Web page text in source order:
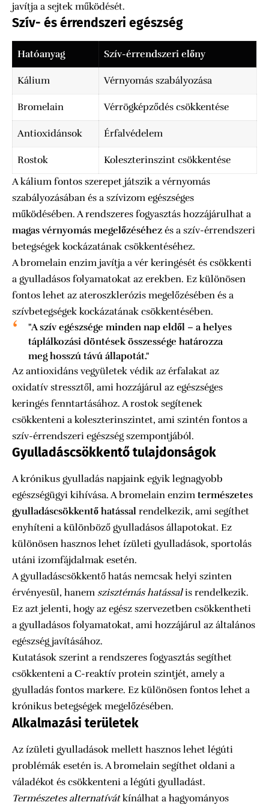
javítja a sejtek működését.
Szív- és érrendszeri egészség
Hatóanyag Szív-érrendszeri előny
Kálium Vérnyomás szabályozása
Bromelain Vérrögképződés csökkentése
Antioxidánsok Érfalvédelem
Rostok
Koleszterinszint csökkentése
A kálium fontos szerepet játszik a vérnyomás
szabályozásában és a szívizom egészséges
működésében. A rendszeres fogyasztás hozzájárulhat a
magas vérnyomás megelőzéséhez és a szív-érrendszeri
betegségek kockázatának csökkentéséhez.
A bromelain enzim javítja a vér keringését és csökkenti
a gyulladásos folyamatokat az erekben. Ez különösen
fontos lehet az ateroszklerózis megelőzésében és a
szívbetegségek kockázatának csökkentésében.
"A szív egészsége minden nap eldől – a helyes
táplálkozási döntések összessége határozza
meg hosszú távú állapotát."
Az antioxidáns vegyületek védik az érfalakat az
oxidatív stressztől, ami hozzájárul az egészséges
keringés fenntartásához. A rostok segítenek
csökkenteni a koleszterinszintet, ami szintén fontos a
szív-érrendszeri egészség szempontjából.
Gyulladáscsökkentő tulajdonságok
A krónikus gyulladás napjaink egyik legnagyobb
egészségügyi kihívása. A bromelain enzim természetes
gyulladáscsökkentő hatással rendelkezik, ami segíthet
enyhíteni a különböző gyulladásos állapotokat. Ez
különösen hasznos lehet ízületi gyulladások, sportolás
utáni izomfájdalmak esetén.
A gyulladáscsökkentő hatás nemcsak helyi szinten
érvényesül, hanem szisztémás hatássalis rendelkezik.
Ez azt jelenti, hogy az egész szervezetben csökkentheti
a gyulladásos folyamatokat, ami hozzájárul az általános
egészség javításához.
Kutatások szerint a rendszeres fogyasztás segíthet
csökkenteni a C-reaktív protein szintjét, amely a
gyulladás fontos markere. Ez különösen fontos lehet a
krónikus betegségek megelőzésében.
Alkalmazási területek
Az ízületi gyulladások mellett hasznos lehet légúti
problémák esetén is. A bromelain segíthet oldani a
váladékot és csökkenteni a légúti gyulladást.
Természetes alternatívátkínálhat a hagyományos